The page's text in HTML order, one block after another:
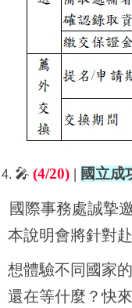
4. 🎤 (4/20) | 國立成
國際事務處誠摯
本說明會將針對
想體驗不同國家
還在等什麼？快來